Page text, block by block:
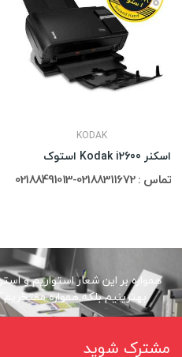
KODAK
اسکنر Kodak i2600 استوک
تماس : 02188311672-02188491013
همواره بر این شعار استواریم و
بهترینیم بلکه همواره مفتخریم
مشترک شوید